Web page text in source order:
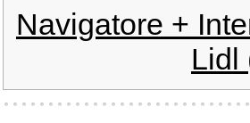
Navigatore +
Lidl